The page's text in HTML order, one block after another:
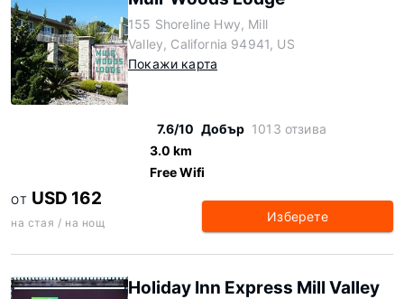
155 Shoreline Hwy, Mill
Valley, California 94941, US
Покажи карта
7.6/10 Добър 1013 отзива
3.0 km
Free Wifi
ОТ USD 162
на стая / на нощ Изберете
Holiday Inn Express Mill Valley